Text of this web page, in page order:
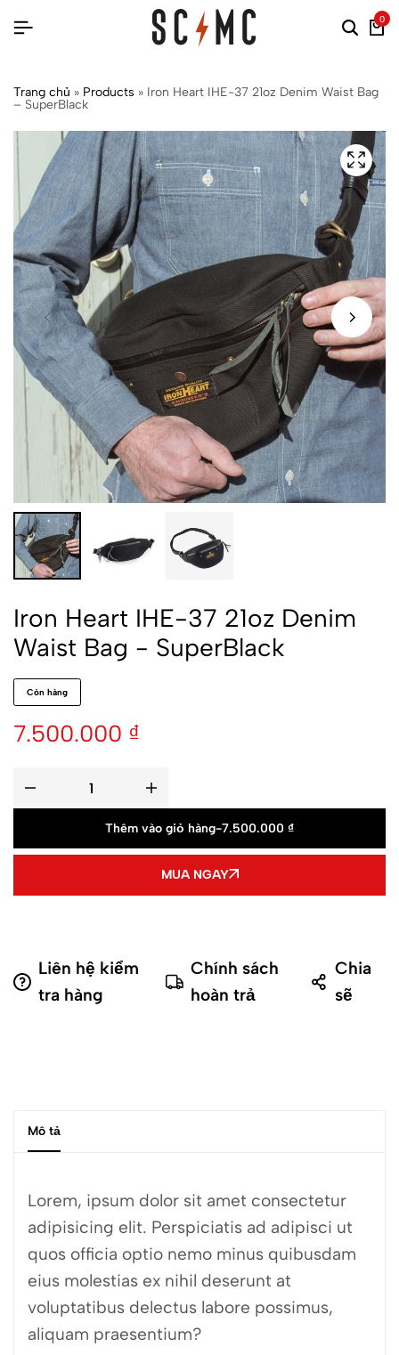
0
Trang chủ » Products » Iron Heart IHE-37 21oz Denim Waist Bag
– SuperBlack
Iron Heart IHE-37 21oz Denim
Waist Bag - SuperBlack
Còn hàng
7.500.000 ₫
Thêm vào giỏ hàng-7.500.000 ₫
MUA NGAY
Liên hệ kiểm
tra hàng
Chính sách
hoàn trả
Chia
sẽ
Mô tả
Lorem, ipsum dolor sit amet consectetur
adipisicing elit. Perspiciatis ad adipisci ut
quos officia optio nemo minus quibusdam
eius molestias ex nihil deserunt at
voluptatibus delectus labore possimus,
aliquam praesentium?